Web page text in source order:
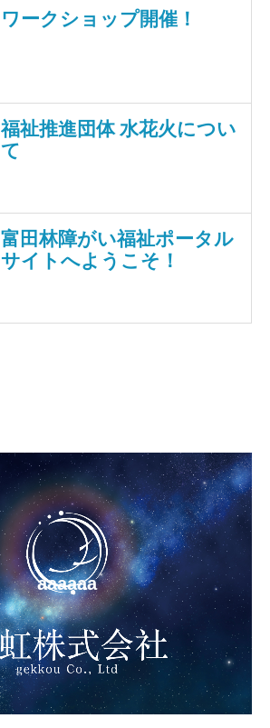
ワークショップ開催！
福祉推進団体 水花火につい
て
富田林障がい福祉ポータル
サイトへようこそ！
aaaaaa